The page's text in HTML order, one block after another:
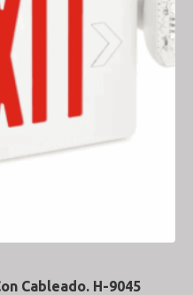
Cableado. H-9045